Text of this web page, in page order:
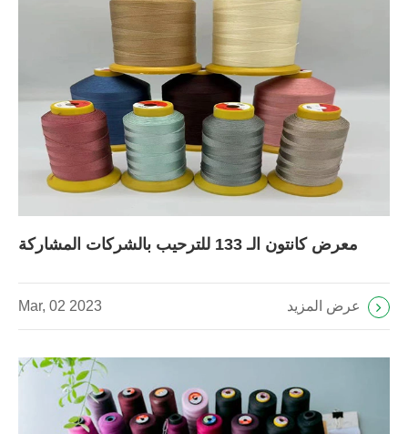
معرض كانتون الـ 133 للترحيب بالشركات المشاركة
Mar, 02 2023 عرض المزيد